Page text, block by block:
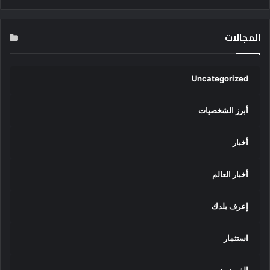
المجالات
Uncategorized
أبرز الشخصيات
أخبار
أخبار العالم
إعرف بلدك
استثمار